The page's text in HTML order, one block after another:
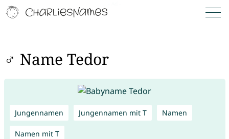
♂ Name Tedor
Jungennamen Jungennamen mit T Namen
Namen mit T